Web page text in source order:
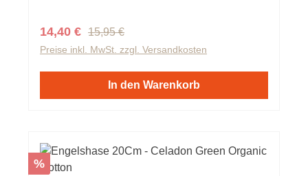
Verkaufspreis:
14,40 € Regulärer Preis:
15,95 €
Preise inkl. MwSt. zzgl. Versandkosten
In den Warenkorb
Rabatt
%